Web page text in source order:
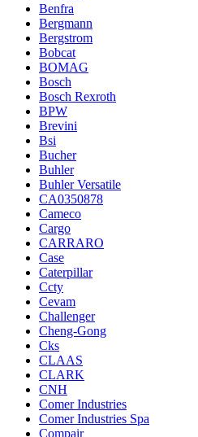
Benfra
Bergmann
Bergstrom
Bobcat
BOMAG
Bosch
Bosch Rexroth
BPW
Brevini
Bsi
Bucher
Buhler
Buhler Versatile
CA0350878
Cameco
Cargo
CARRARO
Case
Caterpillar
Ccty
Cevam
Challenger
Cheng-Gong
Cks
CLAAS
CLARK
CNH
Comer Industries
Comer Industries Spa
Compair